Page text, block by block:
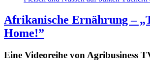
Afrikanische Ernährung –
Home!”
Eine Videoreihe von Agribusiness